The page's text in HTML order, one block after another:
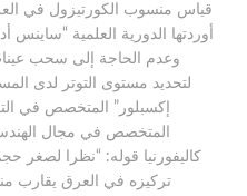
قياس منسوب الكورتيزول في
أوردتها الدورية العلمية “ساينس
وعدم الحاجة إلى سحب
لتحديد مستوى التوتر لدى
إكسبلور” المتخصص في
المتخصص في مجال
كاليفورنيا قوله: “نظرا لصغر
تركيزه في العرق يقارب